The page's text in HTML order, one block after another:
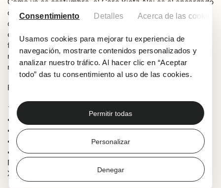
Consentimiento Detalles Acerca de las cookies
Usamos cookies para mejorar tu experiencia de
navegación, mostrarte contenidos personalizados y
analizar nuestro tráfico. Al hacer clic en “Aceptar
todo” das tu consentimiento al uso de las cookies.
Permitir todas
Personalizar
Denegar
de poner el broche de oro a la festividad de San Lorenzo
con su tradicional concierto, que este año tendrá lugar
en Muxikebarri a las 22:00h. En esta ocasión, la
formación de voces graves nos ofrecerá un variado
repertorio con piezas populares, música vasca y canción
marinera, entre otras.
Repertorio:
1ra parte:
• Adio Euskalherriari, J.M. Iparragirre
• Oles eskonberriak F. Madina
• Beti eskama kentzen. Fco. Madina
• Aran Nun Diran, Iparragirre. Arm J.J. Gainza • Beti
Maite, R. Sarriegi • Goizian Argi Astian, Lesborde •
Xalbadorren Heriotzean, X. Lete • Kitolis, L. Aramburu